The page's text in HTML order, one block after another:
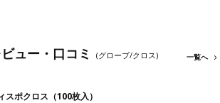
ュー・口コミ (グローブ/クロス) 一覧へ
スポクロス（100枚入）